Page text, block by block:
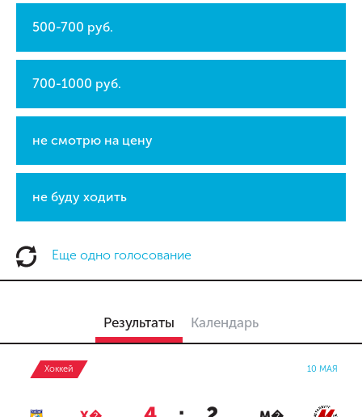
500-700 руб.
700-1000 руб.
не смотрю на цену
не буду ходить
Еще одно голосование
Результаты Календарь
Хоккей 10 МАЯ